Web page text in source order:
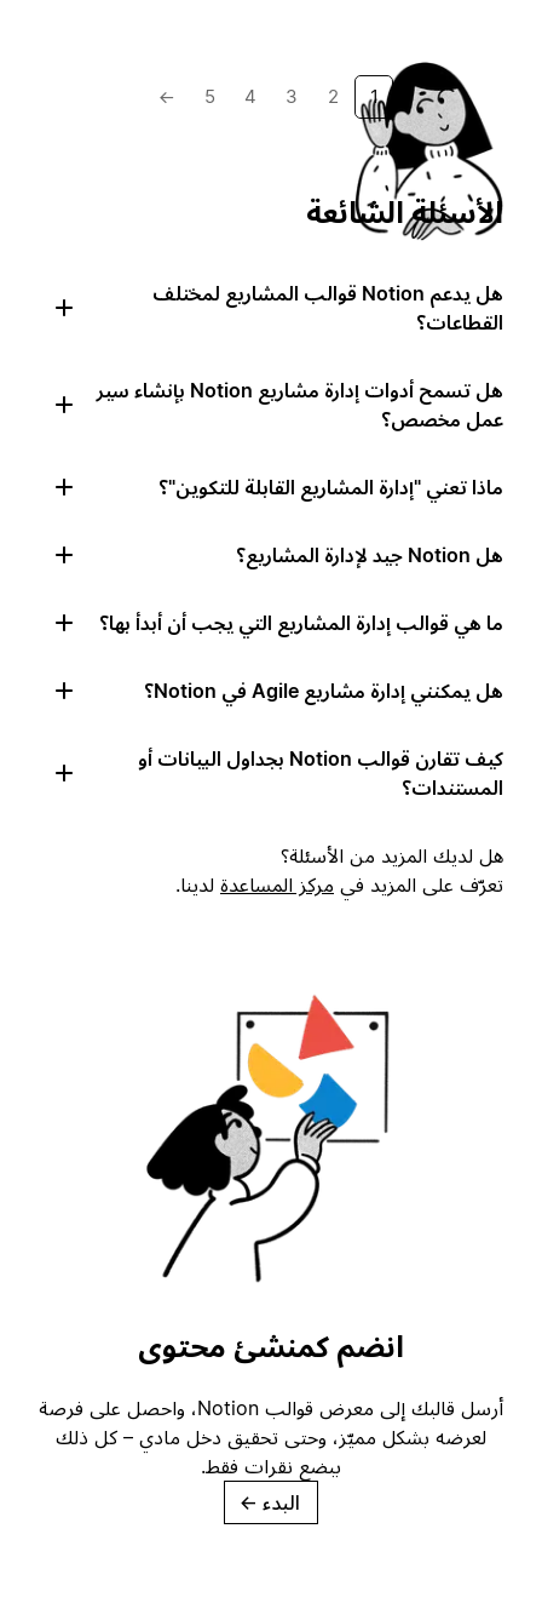
1
2
3
4
5
→
الأسئلة الشائعة
هل يدعم Notion قوالب المشاريع لمختلف
القطاعات؟
هل تسمح أدوات إدارة مشاريع Notion بإنشاء سير
عمل مخصص؟
ماذا تعني "إدارة المشاريع القابلة للتكوين"؟
هل Notion جيد لإدارة المشاريع؟
ما هي قوالب إدارة المشاريع التي يجب أن أبدأ بها؟
هل يمكنني إدارة مشاريع Agile في Notion؟
كيف تقارن قوالب Notion بجداول البيانات أو
المستندات؟
هل لديك المزيد من الأسئلة؟
تعرّف على المزيد في مركز المساعدة لدينا.
انضم كمنشئ محتوى
أرسل قالبك إلى معرض قوالب Notion، واحصل على فرصة
لعرضه بشكل مميّز، وحتى تحقيق دخل مادي – كل ذلك
ببضع نقرات فقط.
البدء →